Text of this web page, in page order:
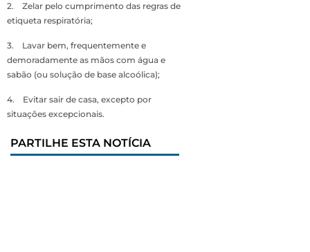
2. Zelar pelo cumprimento das regras de
etiqueta respiratória;
3. Lavar bem, frequentemente e
demoradamente as mãos com água e
sabão (ou solução de base alcoólica);
4. Evitar sair de casa, excepto por
situações excepcionais.
PARTILHE ESTA NOTÍCIA